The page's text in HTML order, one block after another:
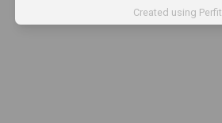
Created using Perfit